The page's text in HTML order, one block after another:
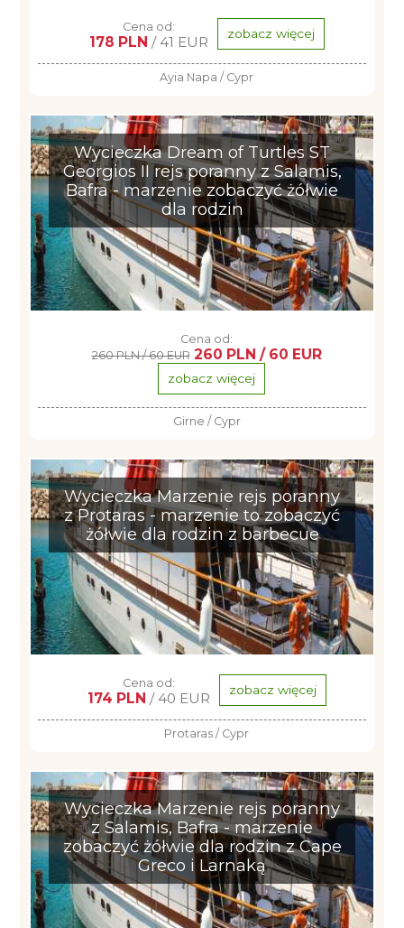
Cena od:
178 PLN / 41 EUR zobacz więcej
Ayia Napa / Cypr
Wycieczka Dream of Turtles ST
Georgios II rejs poranny z Salamis,
Bafra - marzenie zobaczyć żółwie
dla rodzin
Cena od:
260 PLN / 60 EUR 260 PLN / 60 EUR
zobacz więcej
Girne / Cypr
Wycieczka Marzenie rejs poranny
z Protaras - marzenie to zobaczyć
żółwie dla rodzin z barbecue
Cena od:
174 PLN / 40 EUR zobacz więcej
Protaras / Cypr
Wycieczka Marzenie rejs poranny
z Salamis, Bafra - marzenie
zobaczyć żółwie dla rodzin z Cape
Greco i Larnaką